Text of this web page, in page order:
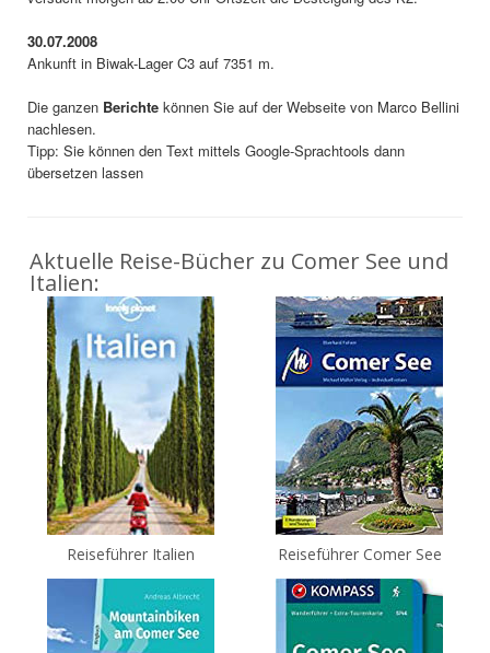
30.07.2008
Ankunft in Biwak-Lager C3 auf 7351 m.
Die ganzen Berichte können Sie auf der Webseite von Marco Bellini
nachlesen.
Tipp: Sie können den Text mittels Google-Sprachtools dann
übersetzen lassen
Aktuelle Reise-Bücher zu Comer See und
Italien:
Reiseführer Italien Reiseführer Comer See